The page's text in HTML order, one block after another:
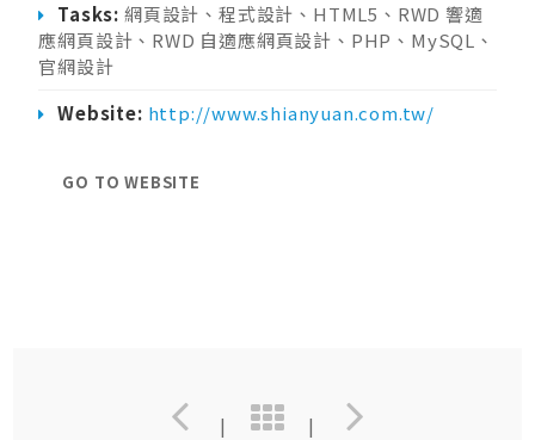
Tasks: 網頁設計、程式設計、HTML5、RWD 響適
應網頁設計、RWD 自適應網頁設計、PHP、MySQL、
官網設計
Website: http://www.shianyuan.com.tw/
GO TO WEBSITE
| |